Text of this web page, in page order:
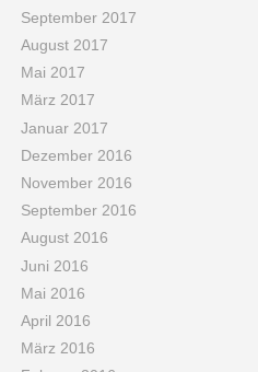
September 2017
August 2017
Mai 2017
März 2017
Januar 2017
Dezember 2016
November 2016
September 2016
August 2016
Juni 2016
Mai 2016
April 2016
März 2016